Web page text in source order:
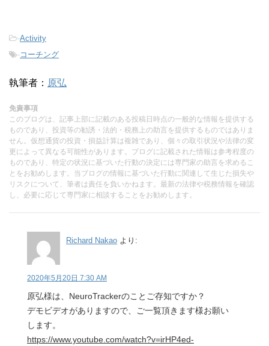
-Activity
-コーチング
執筆者： 原弘
免責事項
このブログは、記事上部に記載のある投稿日時点の一般的な情報を提供する
ものであり、投資等の勧誘・法的・税務上の助言を提供するものではありま
せん。仮想通貨の投資・損益計算は複雑であり、個々の取引状況や法律の変
更によって異なる可能性があります。ブログに記載された情報は参考程度の
ものであり、特定の状況に基づいた行動の決定には専門家の助言を求めるこ
とをお勧めします。当ブログの情報に基づいた行動に関連して生じた損失や
リスクについて、筆者は責任を負いかねます。最新の法律や税務情報を確認
し、必要に応じて専門家に相談することをお勧めします。
Richard Nakao より:
2020年5月20日 7:30 AM
原弘様は、NeuroTrackerのことご存知ですか？
デモビデオがありますので、ご一覧頂きます様お願い
します。
https://www.youtube.com/watch?v=irHP4ed-